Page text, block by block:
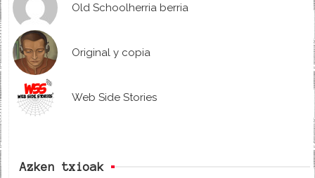
Old Schoolherria berria
Original y copia
Web Side Stories
Azken txioak